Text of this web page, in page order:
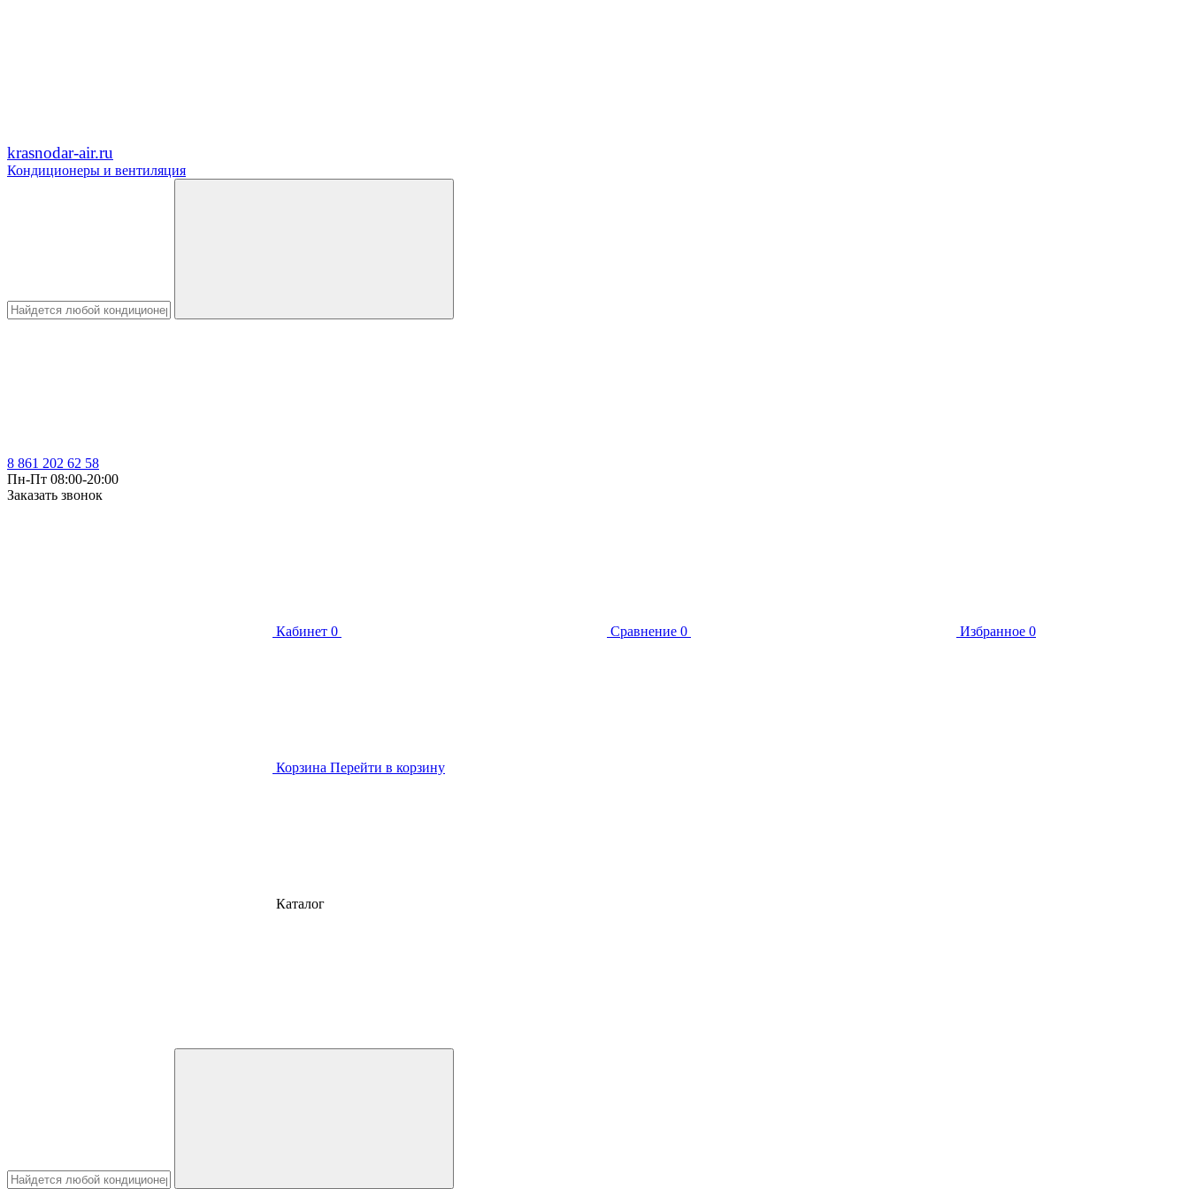
krasnodar-air.ru
Кондиционеры и вентиляция
8 861 202 62 58
Пн-Пт 08:00-20:00
Заказать звонок
Кабинет 0 Сравнение 0 Избранное 0
Корзина Перейти в корзину
Каталог